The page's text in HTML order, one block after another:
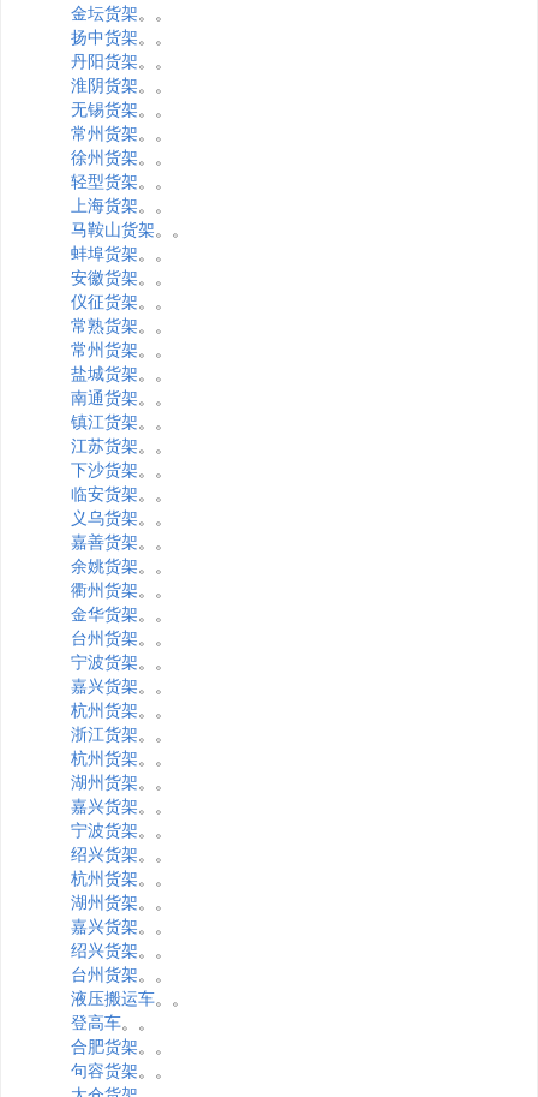
金坛货架。。
扬中货架。。
丹阳货架。。
淮阴货架。。
无锡货架。。
常州货架。。
徐州货架。。
轻型货架。。
上海货架。。
马鞍山货架。。
蚌埠货架。。
安徽货架。。
仪征货架。。
常熟货架。。
常州货架。。
盐城货架。。
南通货架。。
镇江货架。。
江苏货架。。
下沙货架。。
临安货架。。
义乌货架。。
嘉善货架。。
余姚货架。。
衢州货架。。
金华货架。。
台州货架。。
宁波货架。。
嘉兴货架。。
杭州货架。。
浙江货架。。
杭州货架。。
湖州货架。。
嘉兴货架。。
宁波货架。。
绍兴货架。。
杭州货架。。
湖州货架。。
嘉兴货架。。
绍兴货架。。
台州货架。。
液压搬运车。。
登高车。。
合肥货架。。
句容货架。。